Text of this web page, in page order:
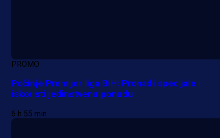
PROMO
Počinje Premijer liga BiH: Pronađi specijale i
iskoristi jedinstvenu ponudu
6 h 55 min